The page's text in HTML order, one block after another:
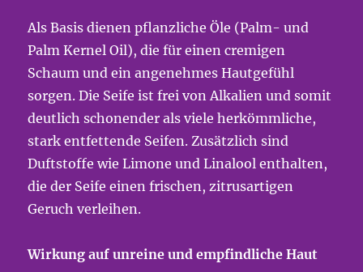
Als Basis dienen pflanzliche Öle (Palm- und
Palm Kernel Oil), die für einen cremigen
Schaum und ein angenehmes Hautgefühl
sorgen. Die Seife ist frei von Alkalien und somit
deutlich schonender als viele herkömmliche,
stark entfettende Seifen. Zusätzlich sind
Duftstoffe wie Limone und Linalool enthalten,
die der Seife einen frischen, zitrusartigen
Geruch verleihen.
Wirkung auf unreine und empfindliche Haut